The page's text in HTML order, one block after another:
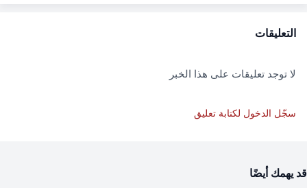
التعليقات
لا توجد تعليقات على هذا الخبر
سجّل الدخول لكتابة تعليق
قد يهمك أيضًا